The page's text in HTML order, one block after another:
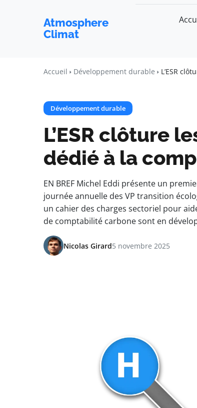
Atmosphere
Climat
Accueil Développement durable L’ESR
Développement durable
L’ESR clôture
dédié à la
EN BREF Michel Eddi présente un
journée annuelle des VP transition
un cahier des charges sectoriel pour
de comptabilité carbone sont en
Nicolas Girard5 novembre 2025